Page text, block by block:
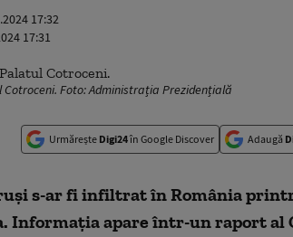
17:32
17:31
Cotroceni. Foto: Administrația Prezidențială
Urmărește Digi24în Google Discover Adaugă
s-ar fi infiltrat în România
Informația apare într-un raport al